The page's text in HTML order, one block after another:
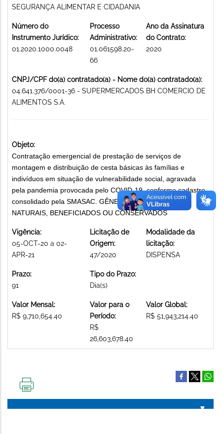
SEGURANÇA ALIMENTAR E CIDADANIA
Número do
Instrumento Jurídico:
01.2020.1000.0048
Processo
Administrativo:
01.061598.20-
66
Ano da Assinatura
do Contrato:
2020
CNPJ/CPF do(a) contratado(a) - Nome do(a) contratado(a):
04.641.376/0001-36 - SUPERMERCADOS BH COMERCIO DE
ALIMENTOS S.A.
Objeto:
Contratação emergencial de prestação de serviços de
montagem e distribuição de cesta básicas às famílias e
indivíduos em situação de vulnerabilidade social, agravada
pela pandemia provocada pelo COVID-19, conforme cadastro
consolidado pela SMASAC. GÊNEROS ALIMENTÍCIOS
NATURAIS, BENEFICIADOS OU CONSERVADOS
Vigência:
05-OCT-20 a 02-
APR-21
Licitação de
Origem:
47/2020
Modalidade da
licitação:
DISPENSA
Prazo:
91
Tipo do Prazo:
Dia(s)
Valor Mensal:
R$ 9,710,654.40
Valor para o
Período:
R$
26,603,678.40
Valor Global:
R$ 51,943,214.40
PÁGINA